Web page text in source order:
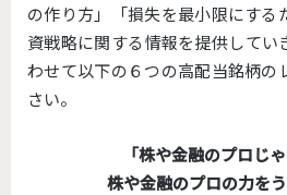
の作り方」「損失を最小限にする
資戦略に関する情報を提供してい
わせて以下の６つの高配当銘柄の
さい。
「株や金融のプロじ
株や金融のプロの力をう